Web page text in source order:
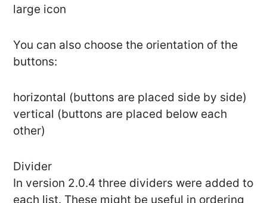
large icon
You can also choose the orientation of the
buttons:
horizontal (buttons are placed side by side)
vertical (buttons are placed below each
other)
Divider
In version 2.0.4 three dividers were added to
each list. These might be useful in ordering